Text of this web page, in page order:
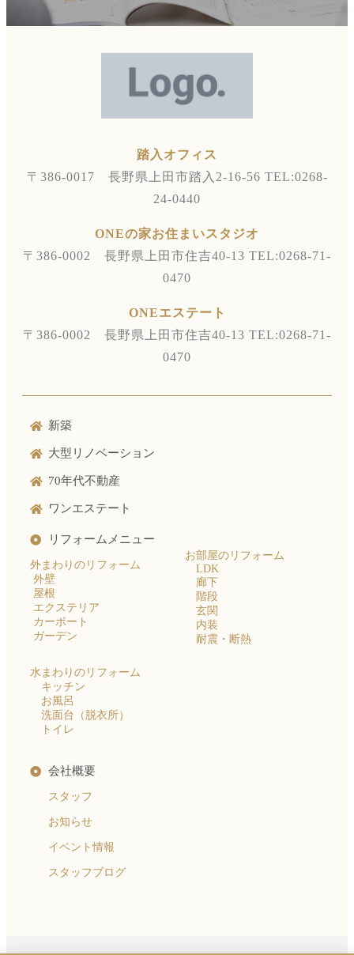
踏入オフィス
〒386-0017 長野県上田市踏入2-16-56 TEL:0268-
24-0440
ONEの家お住まいスタジオ
〒386-0002 長野県上田市住吉40-13 TEL:0268-71-
0470
ONEエステート
〒386-0002 長野県上田市住吉40-13 TEL:0268-71-
0470
新築
大型リノベーション
70年代不動産
ワンエステート
リフォームメニュー
外まわりのリフォーム
外壁
屋根
エクステリア
カーポート
ガーデン
水まわりのリフォーム
キッチン
お風呂
洗面台（脱衣所）
トイレ
お部屋のリフォーム
LDK
廊下
階段
玄関
内装
耐震・断熱
会社概要
スタッフ
お知らせ
イベント情報
スタッフブログ